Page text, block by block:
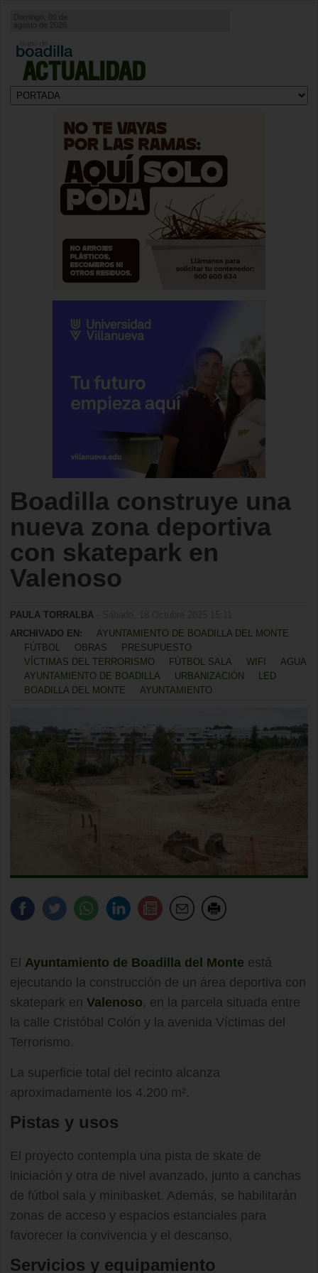
ACTUALIDAD
Domingo, 09 de
agosto de 2026
Boadilla construye una
nueva zona deportiva
con skatepark en
Valenoso
PAULA TORRALBA
ARCHIVADO EN:
AYUNTAMIENTO DE BOADILLA DEL MONTE
FÚTBOL
OBRAS
PRESUPUESTO
VÍCTIMAS DEL TERRORISMO
FÚTBOL SALA WIFI
AGUA
AYUNTAMIENTO DE BOADILLA
URBANIZACIÓN
LED
BOADILLA DEL MONTE
AYUNTAMIENTO
El Ayuntamiento de Boadilla del Monte está
ejecutando la construcción de un área deportiva con
skatepark en Valenoso, en la parcela situada entre
la calle Cristóbal Colón y la avenida Víctimas del
Terrorismo.
La superficie total del recinto alcanza
aproximadamente los 4.200 m².
Pistas y usos
El proyecto contempla una pista de skate de
iniciación y otra de nivel avanzado, junto a canchas
de fútbol sala y minibasket. Además, se habilitarán
zonas de acceso y espacios estanciales para
favorecer la convivencia y el descanso.
Servicios y equipamiento